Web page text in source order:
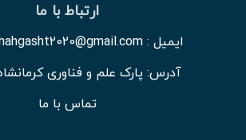
ارتباط با ما
ایمیل : kermanshahgasht2020@gmail.com
آدرس: پارک علم و فناوری
تماس با ما